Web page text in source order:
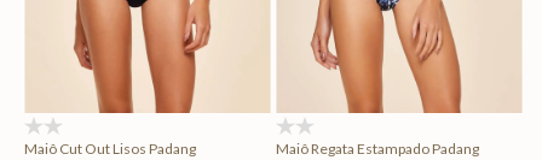
Maiô Cut Out Lisos Padang Maiô Regata Estampado Padang